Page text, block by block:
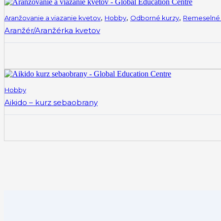
Aranžovanie a viazanie kvetov, Hobby, Odborné kurzy,
Aranžér/Aranžérka kvetov
Hobby
Aikido – kurz sebaobrany